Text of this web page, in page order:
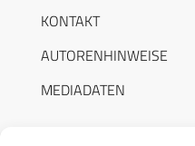
KONTAKT
AUTORENHINWEISE
MEDIADATEN